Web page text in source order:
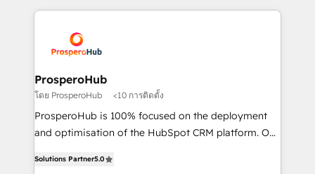
Accreditations. Based in Canada (coast to coast), our
services are offered in both English & French.
crecimiento integrando estrategia, tecnología y
reales. Nos caracterizamos por combinar excelencia
técnica con una mirada estratégica a largo plazo.
ProsperoHub
โดย ProsperoHub <10 การติดตั้ง
ProsperoHub is 100% focused on the deployment
and optimisation of the HubSpot CRM platform. Our
ensure that you achieve maximum adoption and
Solutions Partner5.0